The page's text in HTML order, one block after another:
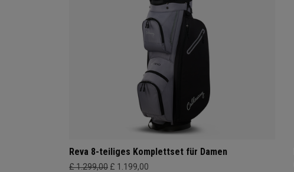
Reva 8-teiliges Komplettset für Damen
£ 1.299,00 £ 1.199,00